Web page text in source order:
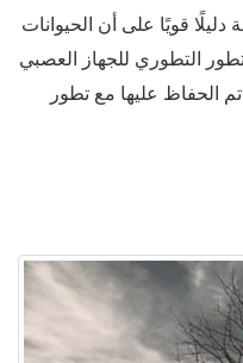
قويًا على أن الحيوانات
التطوري للجهاز العصبي
الحفاظ عليها مع تطور